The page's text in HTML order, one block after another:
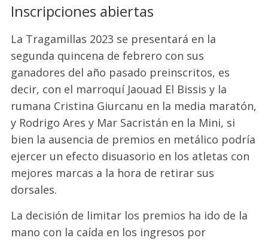
Inscripciones abiertas
La Tragamillas 2023 se presentará en la
segunda quincena de febrero con sus
ganadores del año pasado preinscritos, es
decir, con el marroquí Jaouad El Bissis y la
rumana Cristina Giurcanu en la media maratón,
y Rodrigo Ares y Mar Sacristán en la Mini, si
bien la ausencia de premios en metálico podría
ejercer un efecto disuasorio en los atletas con
mejores marcas a la hora de retirar sus
dorsales.
La decisión de limitar los premios ha ido de la
mano con la caída en los ingresos por